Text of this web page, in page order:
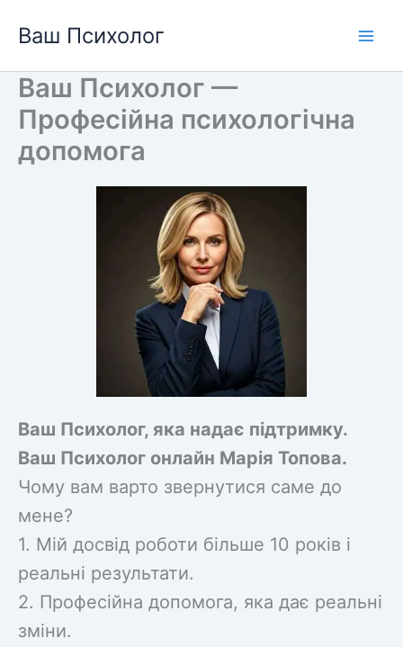
Ваш Психолог
Ваш Психолог —
Професійна психологічна
допомога
Ваш Психолог, яка надає підтримку.
Ваш Психолог онлайн Марiя Топова.
Чому вам варто звернутися саме до
мене?
1. Мій досвід роботи більше 10 років і
реальні результати.
2. Професійна допомога, яка дає реальні
зміни.